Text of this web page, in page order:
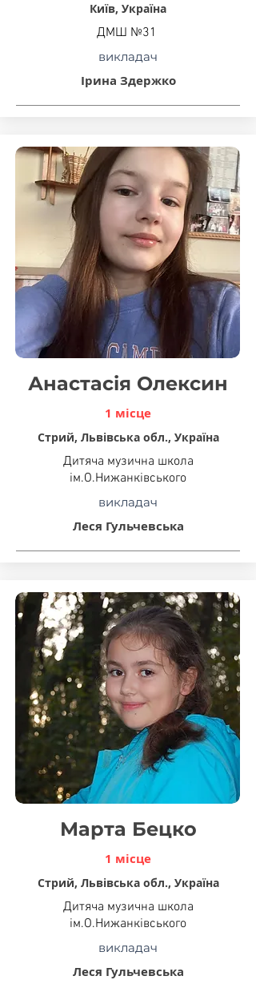
Київ, Україна
ДМШ №31
викладач
Ірина Здержко
Анастасія Олексин
1 місце
Стрий, Львівська обл., Україна
Дитяча музична школа
ім.О.Нижанківського
викладач
Леся Гульчевська
Марта Бецко
1 місце
Стрий, Львівська обл., Україна
Дитяча музична школа
ім.О.Нижанківського
викладач
Леся Гульчевська